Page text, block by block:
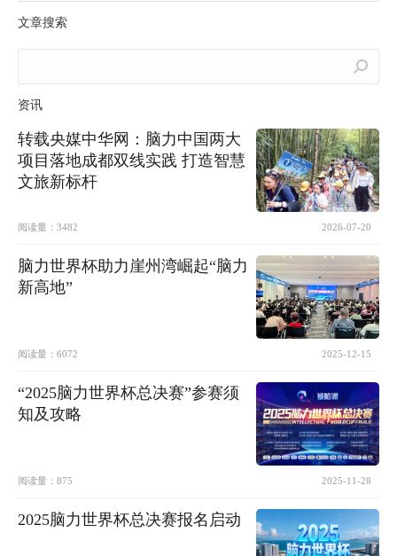
文章搜索
资讯
转载央媒中华网：脑力中国两大
项目落地成都双线实践 打造智慧
文旅新标杆
阅读量： 3482 2026-07-20
脑力世界杯助力崖州湾崛起“脑力
新高地”
阅读量： 6072 2025-12-15
“2025脑力世界杯总决赛”参赛须
知及攻略
阅读量： 875 2025-11-28
2025脑力世界杯总决赛报名启动